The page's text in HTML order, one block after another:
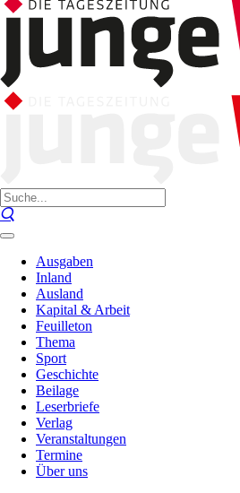
Ausgaben
Inland
Ausland
Kapital & Arbeit
Feuilleton
Thema
Sport
Geschichte
Beilage
Leserbriefe
Verlag
Veranstaltungen
Termine
Über uns